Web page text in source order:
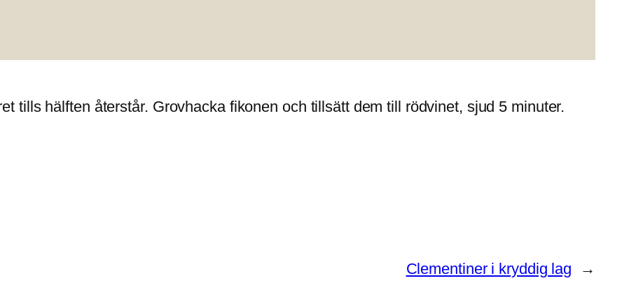
tills hälften återstår. Grovhacka fikonen och tillsätt dem till rödvinet, sjud 5 minuter.
Clementiner i kryddig lag →